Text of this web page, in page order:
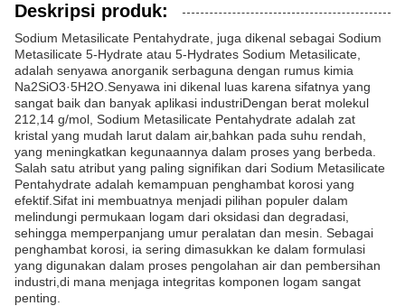
Deskripsi produk:
Sodium Metasilicate Pentahydrate, juga dikenal sebagai Sodium
Metasilicate 5-Hydrate atau 5-Hydrates Sodium Metasilicate,
adalah senyawa anorganik serbaguna dengan rumus kimia
Na2SiO3·5H2O.Senyawa ini dikenal luas karena sifatnya yang
sangat baik dan banyak aplikasi industriDengan berat molekul
212,14 g/mol, Sodium Metasilicate Pentahydrate adalah zat
kristal yang mudah larut dalam air,bahkan pada suhu rendah,
yang meningkatkan kegunaannya dalam proses yang berbeda.
Salah satu atribut yang paling signifikan dari Sodium Metasilicate
Pentahydrate adalah kemampuan penghambat korosi yang
efektif.Sifat ini membuatnya menjadi pilihan populer dalam
melindungi permukaan logam dari oksidasi dan degradasi,
sehingga memperpanjang umur peralatan dan mesin. Sebagai
penghambat korosi, ia sering dimasukkan ke dalam formulasi
yang digunakan dalam proses pengolahan air dan pembersihan
industri,di mana menjaga integritas komponen logam sangat
penting.